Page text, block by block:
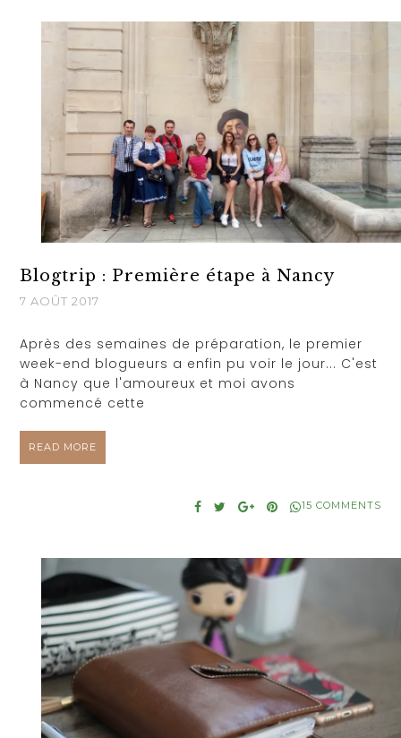
Blogtrip : Première étape à Nancy
7 AOÛT 2017
Après des semaines de préparation, le premier
week-end blogueurs a enfin pu voir le jour... C'est
à Nancy que l'amoureux et moi avons
commencé cette
READ MORE
15 COMMENTS